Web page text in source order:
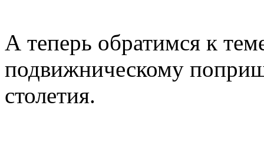
А теперь обратимся к
подвижническому
столетия.